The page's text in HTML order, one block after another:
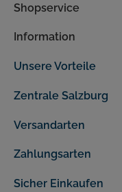
Shopservice
Information
Unsere Vorteile
Versandarten
Zahlungsarten
Zentrale Salzburg
Sicher Einkaufen